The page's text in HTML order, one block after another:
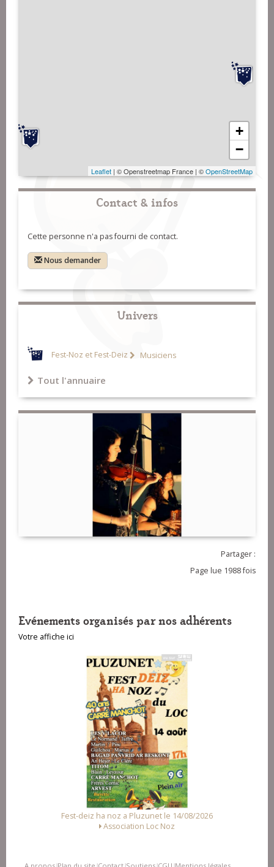
+
−
Leaflet | © Openstreetmap France | ©OpenStreetMap
Contact & infos
Cette personne n'a pas fourni de contact.
Nous demander
Univers
Fest-Noz et Fest-Deiz Musiciens
Tout l'annuaire
Partager :
Page lue 1988 fois
Evénements organisés par nos adhérents
Votre affiche ici
le 14/08/2026
Fest Noz a Arzal le 15/08/2026
Alliance des Associations d'Arzal